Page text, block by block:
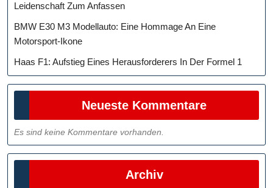
Leidenschaft Zum Anfassen
BMW E30 M3 Modellauto: Eine Hommage An Eine
Motorsport-Ikone
Haas F1: Aufstieg Eines Herausforderers In Der Formel 1
Neueste Kommentare
Es sind keine Kommentare vorhanden.
Archiv